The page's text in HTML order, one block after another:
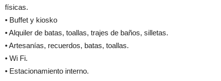
físicas.
• Buffet y kiosko
• Alquiler de batas, toallas, trajes de baños, silletas.
• Artesanías, recuerdos, batas, toallas.
• Wi Fi.
• Estacionamiento interno.